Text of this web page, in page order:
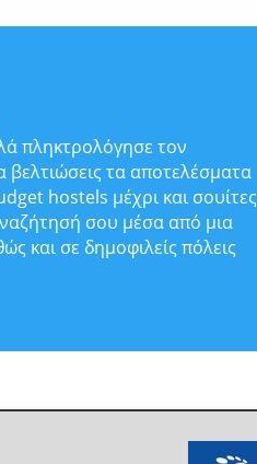
πληκτρολόγησε τον
βελτιώσεις τα αποτελέσματα
hostels μέχρι και σουίτες
σου μέσα από μια
και σε δημοφιλείς πόλεις